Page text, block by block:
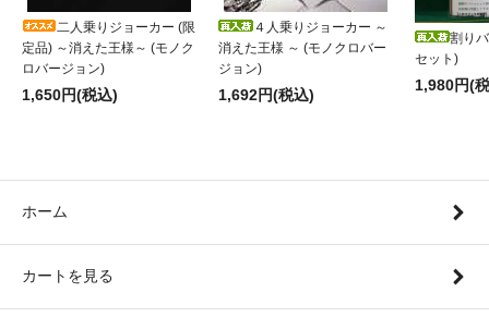
二人乗りジョーカー (限
定品) ～消えた王様～ (モノク
ロバージョン)
1,650円(税込)
４人乗りジョーカー ～
消えた王様 ～ (モノクロバー
ジョン)
1,692円(税込)
割り
セット)
1,980円(
ホーム
カートを見る